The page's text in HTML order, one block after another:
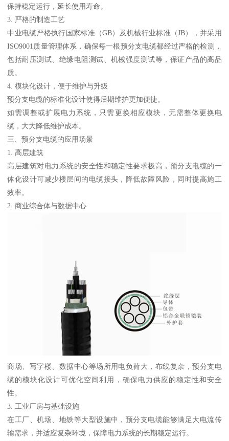
保持稳定运行，延长使用寿命。
3. 严格的制造工艺
中业电缆严格执行国家标准（GB）及机械行业标准（JB），并采用
ISO9001质量管理体系，确保每一根预分支电缆都经过严格的检测，
包括耐压测试、绝缘电阻测试、机械强度测试等，保证产品的高品
质。
4. 模块化设计，便于维护与升级
预分支电缆的标准化设计使得后期维护更加便捷。
如需调整或扩展电力系统，只需更换相应模块，无需整体更换电
缆，大大降低维护成本。
三、预分支电缆的应用场景
1. 高层建筑
高层建筑对电力系统的安全性和稳定性要求极高，预分支电缆的一
体化设计可减少楼层间的电缆接头，降低故障风险，同时提高施工
效率。
2. 商业综合体与数据中心
商场、写字楼、数据中心等场所用电负荷大，布线复杂，预分支电
缆的模块化设计可优化空间利用，确保电力供应的稳定性和安全
性。
3. 工业厂房与基础设施
在工厂、机场、地铁等大型设施中，预分支电缆能够满足大电流传
输需求，并适应复杂环境，保障电力系统的长期稳定运行。